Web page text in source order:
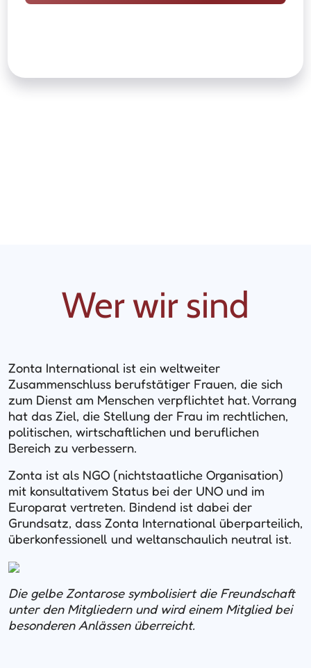
Wer wir sind
Zonta International ist ein weltweiter
Zusammenschluss berufstätiger Frauen, die sich
zum Dienst am Menschen verpflichtet hat. Vorrang
hat das Ziel, die Stellung der Frau im rechtlichen,
politischen, wirtschaftlichen und beruflichen
Bereich zu verbessern.
Zonta ist als NGO (nichtstaatliche Organisation)
mit konsultativem Status bei der UNO und im
Europarat vertreten. Bindend ist dabei der
Grundsatz, dass Zonta International überparteilich,
überkonfessionell und weltanschaulich neutral ist.
Die gelbe Zontarose symbolisiert die Freundschaft
unter den Mitgliedern und wird einem Mitglied bei
besonderen Anlässen überreicht.